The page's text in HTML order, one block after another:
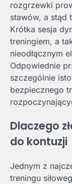
rozgrzewki
stawów, a stąd
Krótka sesja
treningiem, a
nieodłącznym
Odpowiednie
szczególnie
bezpiecznego
Dlaczego
do kontuzji
Jednym z
treningu